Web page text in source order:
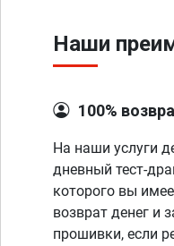
Наши
100%
На наши услуги
дневный тест-
которого вы
возврат денег и
прошивки, если